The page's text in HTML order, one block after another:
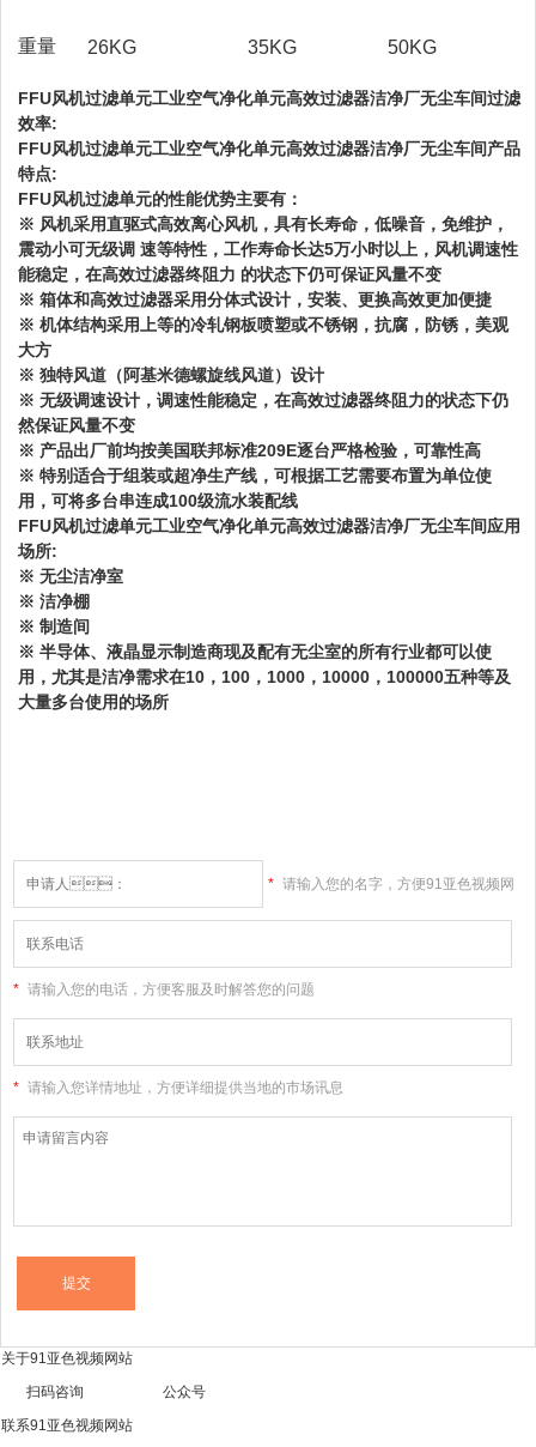
重量 26KG 35KG 50KG
FFU风机过滤单元工业空气净化单元高效过滤器洁净厂无尘车间过滤
效率:
FFU风机过滤单元工业空气净化单元高效过滤器洁净厂无尘车间产品
特点:
FFU风机过滤单元的性能优势主要有：
※ 风机采用直驱式高效离心风机，具有长寿命，低噪音，免维护，
震动小可无级调 速等特性，工作寿命长达5万小时以上，风机调速性
能稳定，在高效过滤器终阻力 的状态下仍可保证风量不变
※ 箱体和高效过滤器采用分体式设计，安装、更换高效更加便捷
※ 机体结构采用上等的冷轧钢板喷塑或不锈钢，抗腐，防锈，美观
大方
※ 独特风道（阿基米德螺旋线风道）设计
※ 无级调速设计，调速性能稳定，在高效过滤器终阻力的状态下仍
然保证风量不变
※ 产品出厂前均按美国联邦标准209E逐台严格检验，可靠性高
※ 特别适合于组装或超净生产线，可根据工艺需要布置为单位使
用，可将多台串连成100级流水装配线
FFU风机过滤单元工业空气净化单元高效过滤器洁净厂无尘车间应用
场所:
※ 无尘洁净室
※ 洁净棚
※ 制造间
※ 半导体、液晶显示制造商现及配有无尘室的所有行业都可以使
用，尤其是洁净需求在10，100，1000，10000，100000五种等及
大量多台使用的场所
* 请输入您的名字，方便91亚色视频网
* 请输入您的电话，方便客服及时解答您的问题
* 请输入您详情地址，方便详细提供当地的市场讯息
关于91亚色视频网站
扫码咨询 公众号
联系91亚色视频网站